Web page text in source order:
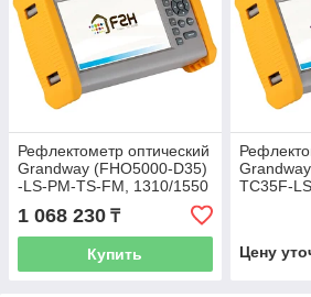
Рефлектометр оптический
Grandway (FHO5000-D35)
-LS-PM-TS-FM, 1310/1550
VFL,OPM,OLS, SM/MM
130 км
1 068 230 ₸
Купить
TC35F-
Цену